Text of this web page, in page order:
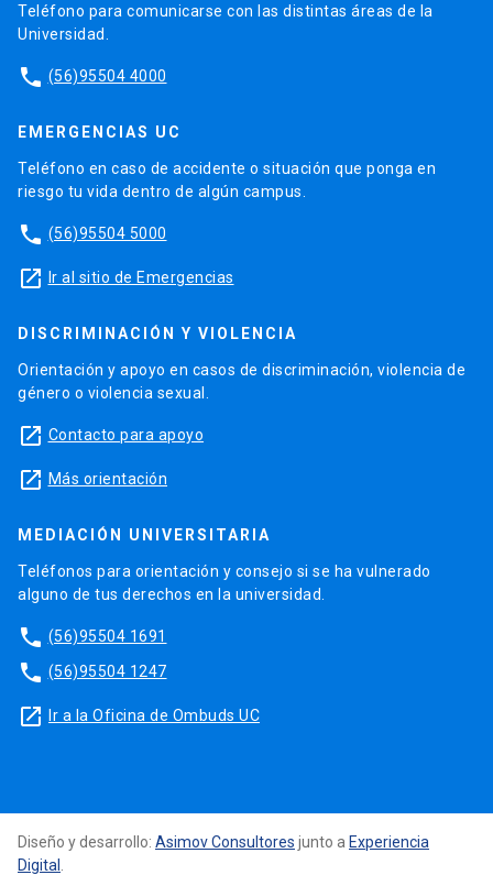
Teléfono para comunicarse con las distintas áreas de la
Universidad.
phone (56)95504 4000
EMERGENCIAS UC
Teléfono en caso de accidente o situación que ponga en
riesgo tu vida dentro de algún campus.
phone (56)95504 5000
launch Ir al sitio de Emergencias
DISCRIMINACIÓN Y VIOLENCIA
Orientación y apoyo en casos de discriminación, violencia de
género o violencia sexual.
launch Contacto para apoyo
launch Más orientación
MEDIACIÓN UNIVERSITARIA
Teléfonos para orientación y consejo si se ha vulnerado
alguno de tus derechos en la universidad.
phone (56)95504 1691
phone (56)95504 1247
launch Ir a la Oficina de Ombuds UC
Diseño y desarrollo: Asimov Consultores junto a Experiencia
Digital .